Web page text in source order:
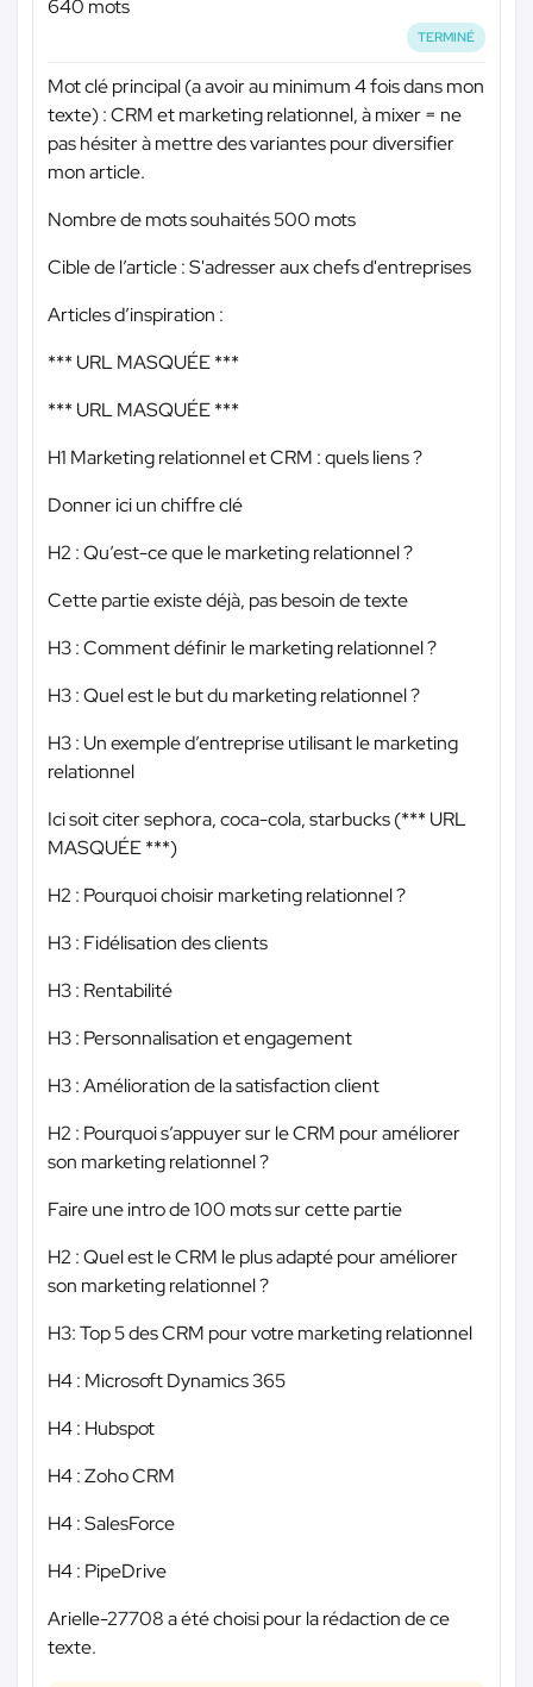
640 mots
TERMINÉ
Mot clé principal (a avoir au minimum 4 fois dans mon
texte) : CRM et marketing relationnel, à mixer = ne
pas hésiter à mettre des variantes pour diversifier
mon article.
Nombre de mots souhaités 500 mots
Cible de l’article : S'adresser aux chefs d'entreprises
Articles d’inspiration :
*** URL MASQUÉE ***
*** URL MASQUÉE ***
H1 Marketing relationnel et CRM : quels liens ?
Donner ici un chiffre clé
H2 : Qu’est-ce que le marketing relationnel ?
Cette partie existe déjà, pas besoin de texte
H3 : Comment définir le marketing relationnel ?
H3 : Quel est le but du marketing relationnel ?
H3 : Un exemple d’entreprise utilisant le marketing
relationnel
Ici soit citer sephora, coca-cola, starbucks (*** URL
MASQUÉE ***)
H2 : Pourquoi choisir marketing relationnel ?
H3 : Fidélisation des clients
H3 : Rentabilité
H3 : Personnalisation et engagement
H3 : Amélioration de la satisfaction client
H2 : Pourquoi s’appuyer sur le CRM pour améliorer
son marketing relationnel ?
Faire une intro de 100 mots sur cette partie
H2 : Quel est le CRM le plus adapté pour améliorer
son marketing relationnel ?
H3: Top 5 des CRM pour votre marketing relationnel
H4 : Microsoft Dynamics 365
H4 : Hubspot
H4 : Zoho CRM
H4 : SalesForce
H4 : PipeDrive
Arielle-27708 a été choisi pour la rédaction de ce
texte.